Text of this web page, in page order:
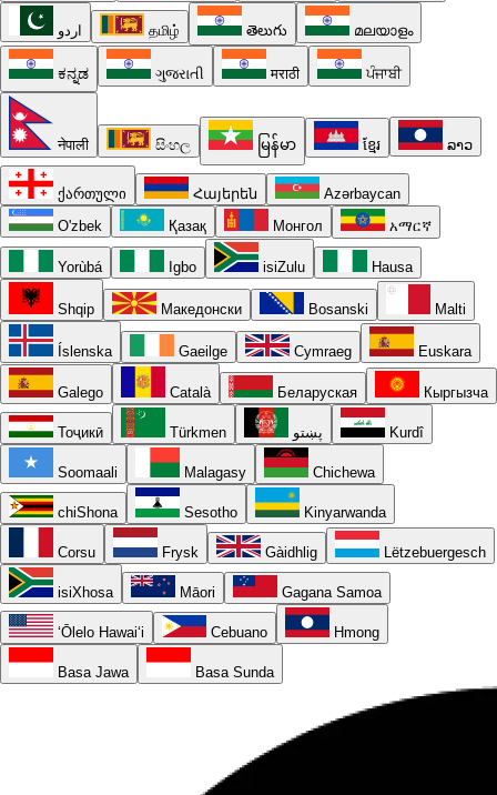
اردو தமிழ் తెలుగు മലയാളം
ಕನ್ನಡ ગુજરાતી मराठी ਪੰਜਾਬੀ
नेपाली සිංහල မြန်မာ ខ្មែរ ລາວ
ქართული Հայերեն
Azərbaycan
O'zbek
Қазақ Монгол አማርኛ
Yorùbá Igbo isiZulu Hausa
Shqip Македонски Bosanski Malti
Íslenska Gaeilge Cymraeg Euskara
Galego Català Беларуская Кыргызча
Тоҷикӣ Türkmen پښتو Kurdî
Soomaali Malagasy Chichewa
chiShona Sesotho Kinyarwanda
Corsu Frysk Gàidhlig Lëtzebuergesch
isiXhosa Māori Gagana Samoa
ʻŌlelo Hawaiʻi Cebuano Hmong
Basa Jawa Basa Sunda